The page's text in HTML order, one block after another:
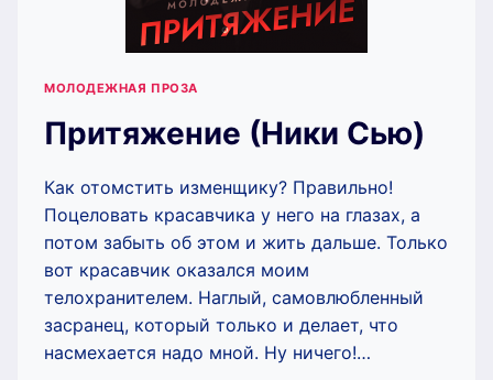
МОЛОДЕЖНАЯ ПРОЗА
Притяжение (Ники Сью)
Как отомстить изменщику? Правильно!
Поцеловать красавчика у него на глазах, а
потом забыть об этом и жить дальше. Только
вот красавчик оказался моим
телохранителем. Наглый, самовлюбленный
засранец, который только и делает, что
насмехается надо мной. Ну ничего!…